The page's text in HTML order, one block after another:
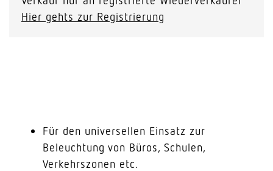
Hier gehts zur Registrierung
Für den universellen Einsatz zur
Beleuchtung von Büros, Schulen,
Verkehrszonen etc.